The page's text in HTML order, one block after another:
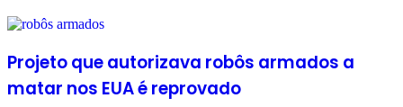
Projeto que autorizava robôs armados a
matar nos EUA é reprovado